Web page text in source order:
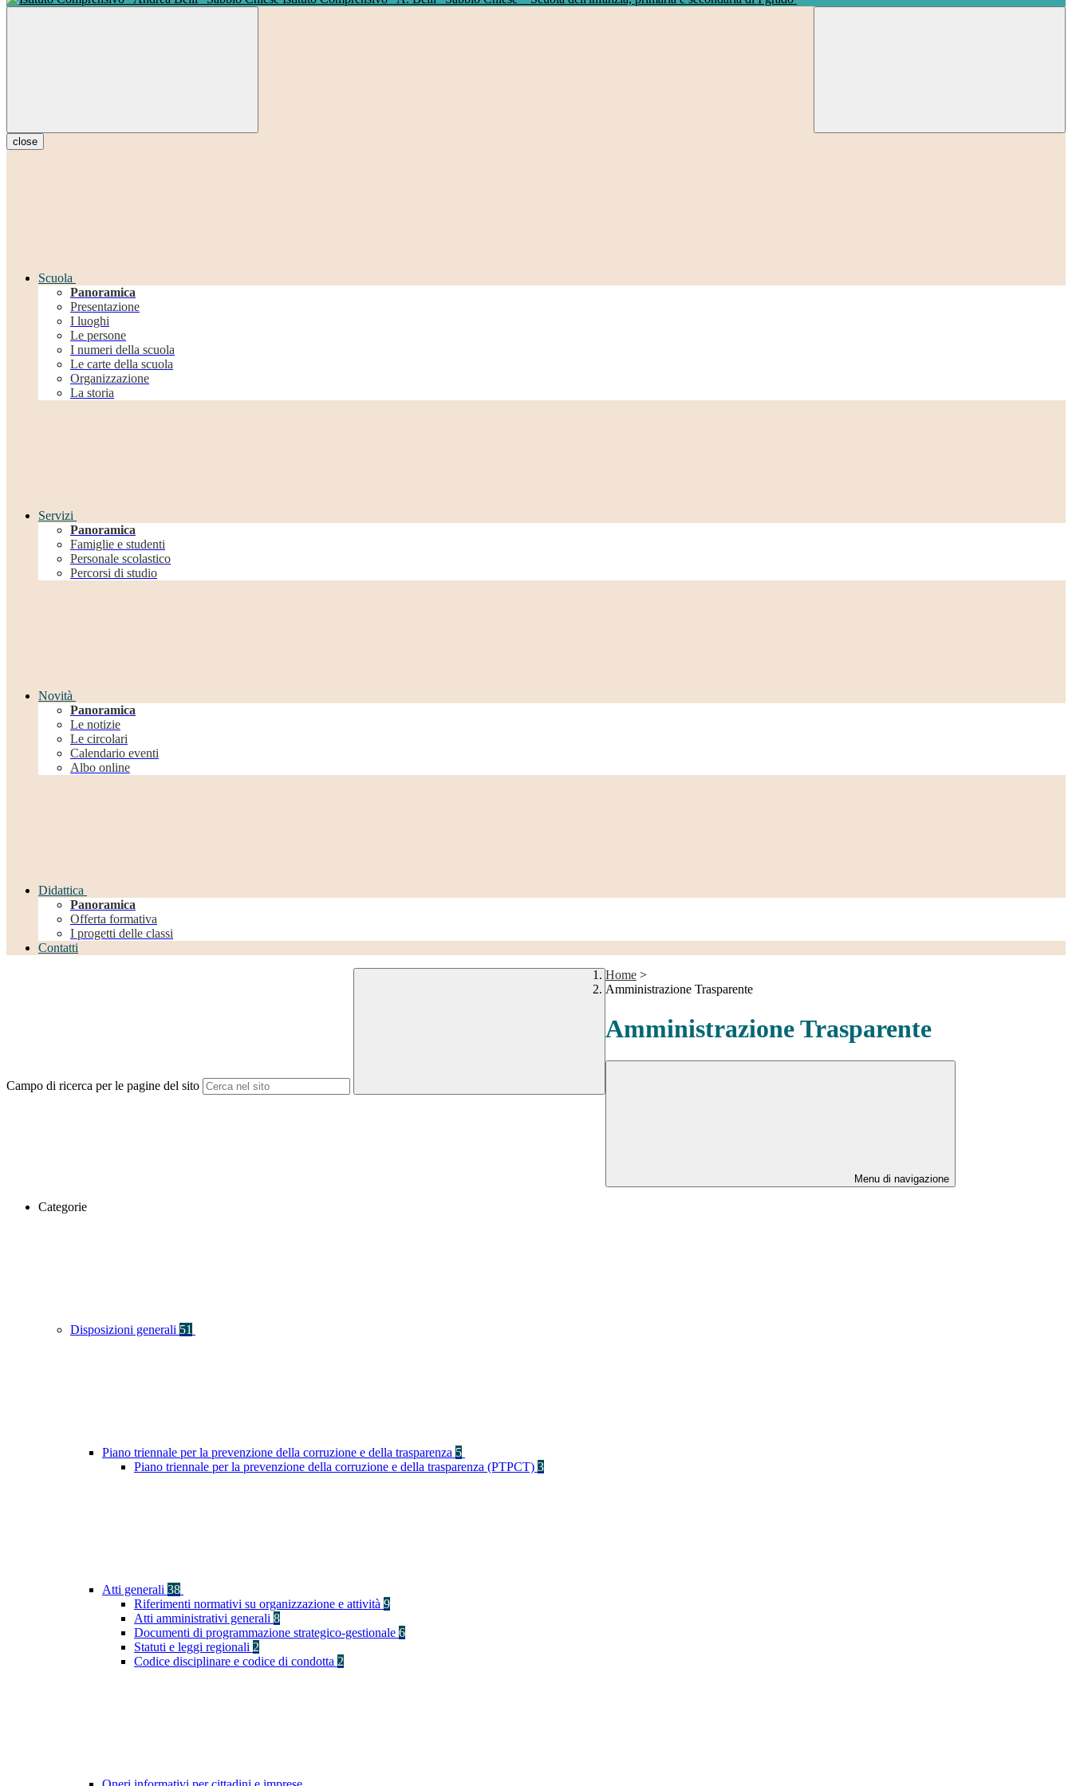
close
Scuola
Panoramica
Presentazione
I luoghi
Le persone
I numeri della scuola
Le carte della scuola
Organizzazione
La storia
Servizi
Panoramica
Famiglie e studenti
Personale scolastico
Percorsi di studio
Novità
Panoramica
Le notizie
Le circolari
Calendario eventi
Albo online
Didattica
Panoramica
Offerta formativa
I progetti delle classi
Contatti
Campo di ricerca per le pagine del sito
Home >
Amministrazione Trasparente
Amministrazione Trasparente
Menu di navigazione
Categorie
Disposizioni generali 51
Piano triennale per la prevenzione della corruzione e della trasparenza 5
Piano triennale per la prevenzione della corruzione e della trasparenza (PTPCT) 3
Atti generali 38
Riferimenti normativi su organizzazione e attività 9
Atti amministrativi generali 8
Documenti di programmazione strategico-gestionale 6
Statuti e leggi regionali 2
Codice disciplinare e codice di condotta 2